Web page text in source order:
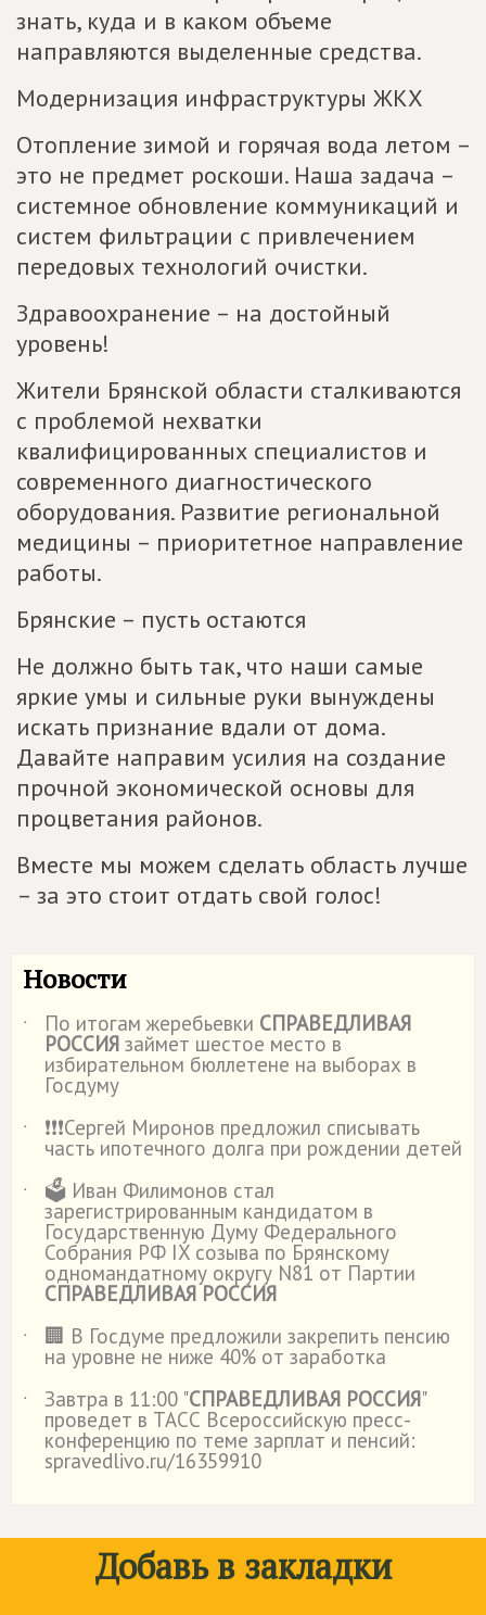
знать, куда и в каком объеме
направляются выделенные средства.
Модернизация инфраструктуры ЖКХ
Отопление зимой и горячая вода летом –
это не предмет роскоши. Наша задача –
системное обновление коммуникаций и
систем фильтрации с привлечением
передовых технологий очистки.
Здравоохранение – на достойный
уровень!
Жители Брянской области сталкиваются
с проблемой нехватки
квалифицированных специалистов и
современного диагностического
оборудования. Развитие региональной
медицины – приоритетное направление
работы.
Брянские – пусть остаются
Не должно быть так, что наши самые
яркие умы и сильные руки вынуждены
искать признание вдали от дома.
Давайте направим усилия на создание
прочной экономической основы для
процветания районов.
Вместе мы можем сделать область лучше
– за это стоит отдать свой голос!
Новости
˙ По итогам жеребьевки СПРАВЕДЛИВАЯ
РОССИЯ займет шестое место в
избирательном бюллетене на выборах в
Госдуму
˙
❗️❗️❗️Сергей Миронов предложил списывать
часть ипотечного долга при рождении детей
˙
🗳️ Иван Филимонов стал
зарегистрированным кандидатом в
Государственную Думу Федерального
Собрания РФ IX созыва по Брянскому
одномандатному округу N81 от Партии
СПРАВЕДЛИВАЯ РОССИЯ
˙
🏢 В Госдуме предложили закрепить пенсию
на уровне не ниже 40% от заработка
˙
Завтра в 11:00 "СПРАВЕДЛИВАЯ РОССИЯ"
проведет в ТАСС Всероссийскую пресс-
конференцию по теме зарплат и пенсий:
spravedlivo.ru/16359910
Добавь в закладки